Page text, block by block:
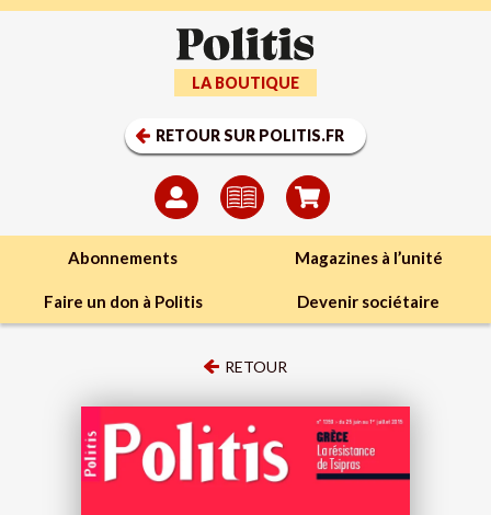
RETOUR SUR POLITIS.FR
LA BOUTIQUE
Abonnements Magazines à l’unité
Faire un don à Politis Devenir sociétaire
RETOUR